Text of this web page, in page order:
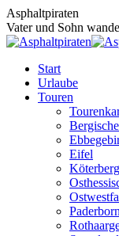
Zum
Inhalt
springen
Asphaltpiraten
Vater und Sohn
Start
Urlaube
Touren
Eifel
Köterberg